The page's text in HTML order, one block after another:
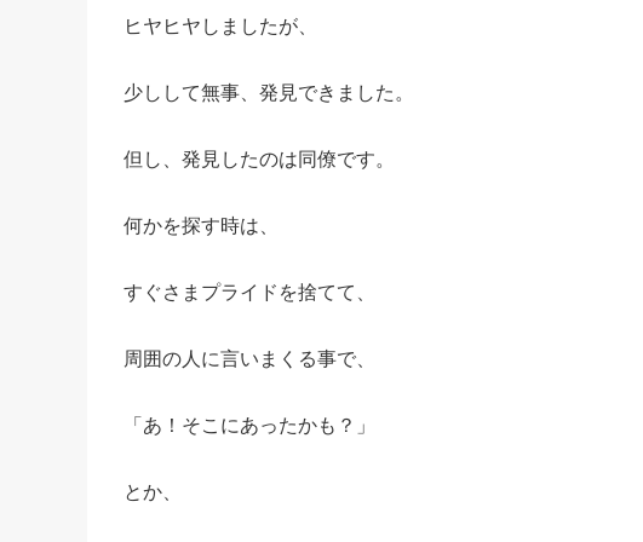
ヒヤヒヤしましたが、
少しして無事、発見できました。
但し、発見したのは同僚です。
何かを探す時は、
すぐさまプライドを捨てて、
周囲の人に言いまくる事で、
「あ！そこにあったかも？」
とか、